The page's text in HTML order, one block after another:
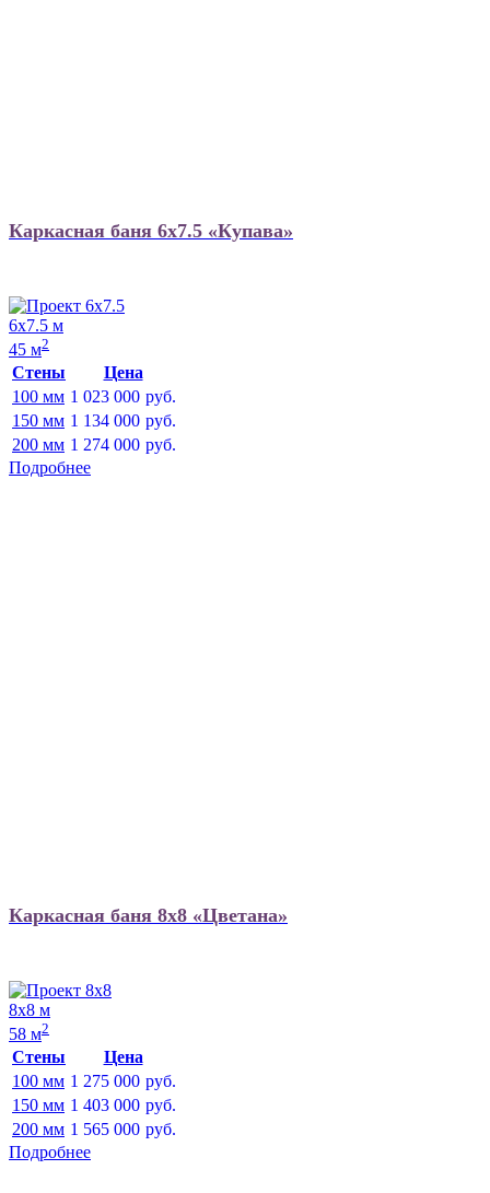
Каркасная баня 6х7.5 «Купава»
6х7.5 м
45 м2
Стены
Цена
100 мм 1 023 000 руб.
150 мм 1 134 000 руб.
200 мм 1 274 000 руб.
Подробнее
Каркасная баня 8х8 «Цветана»
8х8 м
58 м2
Стены
Цена
100 мм 1 275 000 руб.
150 мм 1 403 000 руб.
200 мм 1 565 000 руб.
Подробнее